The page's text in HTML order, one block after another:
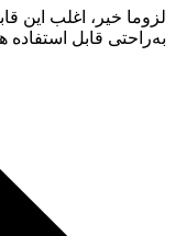
لزوما خیر، اغلب این
به‌راحتی قابل استفاده